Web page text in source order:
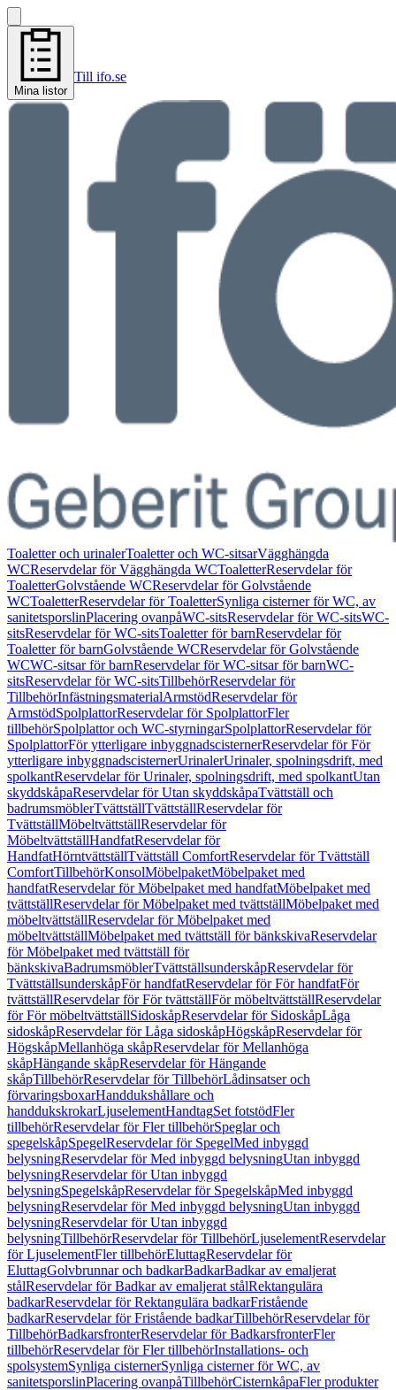
Mina listor
Till ifo.se
Toaletter och urinalerToaletter och WC-sitsarVägghängda
WCReservdelar för Vägghängda WCToaletterReservdelar för
ToaletterGolvstående WCReservdelar för Golvstående
WCToaletterReservdelar för ToaletterSynliga cisterner för WC, av
sanitetsporslinPlacering ovanpåWC-sitsReservdelar för WC-sitsWC-
sitsReservdelar för WC-sitsToaletter för barnReservdelar för
Toaletter för barnGolvstående WCReservdelar för Golvstående
WCWC-sitsar för barnReservdelar för WC-sitsar för barnWC-
sitsReservdelar för WC-sitsTillbehörReservdelar för
TillbehörInfästningsmaterialArmstödReservdelar för
ArmstödSpolplattorReservdelar för SpolplattorFler
tillbehörSpolplattor och WC-styrningarSpolplattorReservdelar för
SpolplattorFör ytterligare inbyggnadscisternerReservdelar för För
ytterligare inbyggnadscisternerUrinalerUrinaler, spolningsdrift, med
spolkantReservdelar för Urinaler, spolningsdrift, med spolkantUtan
skyddskåpaReservdelar för Utan skyddskåpaTvättställ och
badrumsmöblerTvättställTvättställReservdelar för
TvättställMöbeltvättställReservdelar för
MöbeltvättställHandfatReservdelar för
HandfatHörntvättställTvättställ ComfortReservdelar för Tvättställ
ComfortTillbehörKonsolMöbelpaketMöbelpaket med
handfatReservdelar för Möbelpaket med handfatMöbelpaket med
tvättställReservdelar för Möbelpaket med tvättställMöbelpaket med
möbeltvättställReservdelar för Möbelpaket med
möbeltvättställMöbelpaket med tvättställ för bänkskivaReservdelar
för Möbelpaket med tvättställ för
bänkskivaBadrumsmöblerTvättställsunderskåpReservdelar för
TvättställsunderskåpFör handfatReservdelar för För handfatFör
tvättställReservdelar för För tvättställFör möbeltvättställReservdelar
för För möbeltvättställSidoskåpReservdelar för SidoskåpLåga
sidoskåpReservdelar för Låga sidoskåpHögskåpReservdelar för
HögskåpMellanhöga skåpReservdelar för Mellanhöga
skåpHängande skåpReservdelar för Hängande
skåpTillbehörReservdelar för TillbehörLådinsatser och
förvaringsboxarHanddukshållare och
handdukskrokarLjuselementHandtagSet fotstödFler
tillbehörReservdelar för Fler tillbehörSpeglar och
spegelskåpSpegelReservdelar för SpegelMed inbyggd
belysningReservdelar för Med inbyggd belysningUtan inbyggd
belysningReservdelar för Utan inbyggd
belysningSpegelskåpReservdelar för SpegelskåpMed inbyggd
belysningReservdelar för Med inbyggd belysningUtan inbyggd
belysningReservdelar för Utan inbyggd
belysningTillbehörReservdelar för TillbehörLjuselementReservdelar
för LjuselementFler tillbehörEluttagReservdelar för
EluttagGolvbrunnar och badkarBadkarBadkar av emaljerat
stålReservdelar för Badkar av emaljerat stålRektangulära
badkarReservdelar för Rektangulära badkarFristående
badkarReservdelar för Fristående badkarTillbehörReservdelar för
TillbehörBadkarsfronterReservdelar för BadkarsfronterFler
tillbehörReservdelar för Fler tillbehörInstallations- och
spolsystemSynliga cisternerSynliga cisterner för WC, av
sanitetsporslinPlacering ovanpåTillbehörCisternkåpaFler produkter